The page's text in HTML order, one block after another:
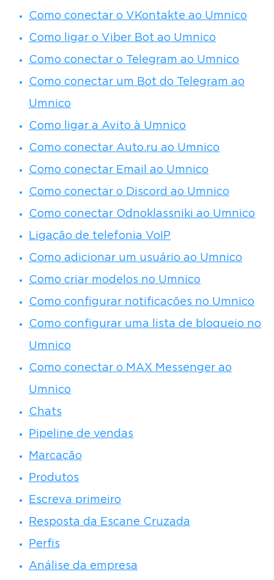
Como conectar o VKontakte ao Umnico
Como ligar o Viber Bot ao Umnico
Como conectar o Telegram ao Umnico
Como conectar um Bot do Telegram ao
Umnico
Como ligar a Avito à Umnico
Como conectar Auto.ru ao Umnico
Como conectar Email ao Umnico
Como conectar o Discord ao Umnico
Como conectar Odnoklassniki ao Umnico
Ligação de telefonia VoIP
Como adicionar um usuário ao Umnico
Como criar modelos no Umnico
Como configurar notificações no Umnico
Como configurar uma lista de bloqueio no
Umnico
Como conectar o MAX Messenger ao
Umnico
Chats
Pipeline de vendas
Marcação
Produtos
Escreva primeiro
Resposta da Escane Cruzada
Perfis
Análise da empresa